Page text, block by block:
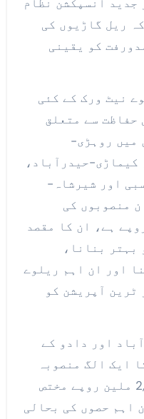
ریل گاڑیوں کی
کو یقینی
نیٹ ورک کے کئی
حفاظت سے متعلق
میں روہڑی-
حیدرآباد،
اور شیرشاہ-
منصوبوں کی
31,829.9 ملین روپے ہے، ان کا مقصد
بہتر بنانا،
اور ان اہم ریلوے
ٹرین آپریشن کو
اور دادو کے
ایک الگ منصوبہ
بھی جاری ہے جس کے لئے 2,321 ملین روپے مختص
اہم حصوں کی بحالی